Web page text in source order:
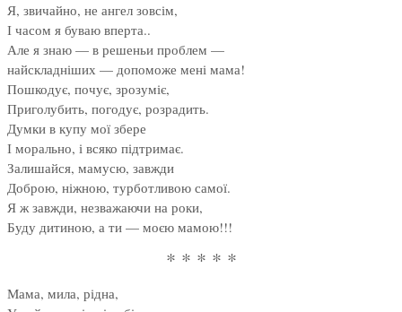
Я, звичайно, не ангел зовсім,
І часом я буваю вперта..
Але я знаю — в решеньи проблем —
найскладніших — допоможе мені мама!
Пошкодує, почує, зрозуміє,
Приголубить, погодує, розрадить.
Думки в купу мої збере
І морально, і всяко підтримає.
Залишайся, мамусю, завжди
Доброю, ніжною, турботливою самої.
Я ж завжди, незважаючи на роки,
Буду дитиною, а ти — моєю мамою!!!
* * * * *
Мама, мила, рідна,